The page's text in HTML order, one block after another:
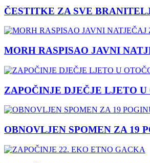
ČESTITKE ZA SVE
MORH RASPISAO JAVNI
ZAPOČINJE DJEČJE LJETO U
OBNOVLJEN SPOMEN ZA 19